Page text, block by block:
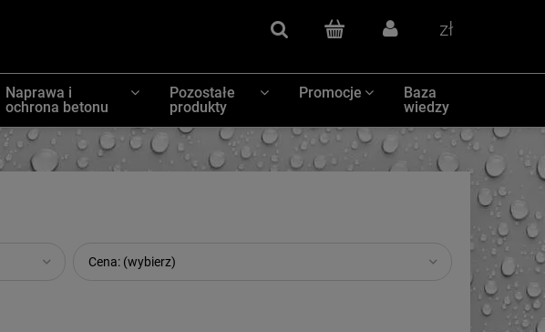
Naprawa i
ochrona betonu
Pozostałe
produkty
Promocje
Baza
wiedzy
Cena: (wybierz)